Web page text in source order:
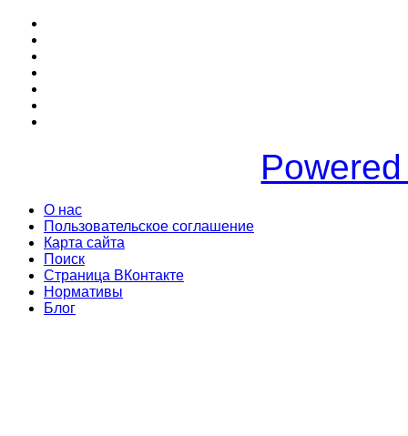
О нас
Пользовательское соглашение
Карта сайта
Поиск
Страница ВКонтакте
Нормативы
Блог